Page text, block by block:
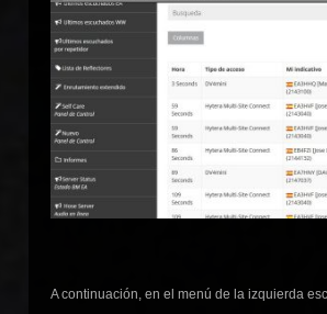
A continuación, en el menú de la izquierda